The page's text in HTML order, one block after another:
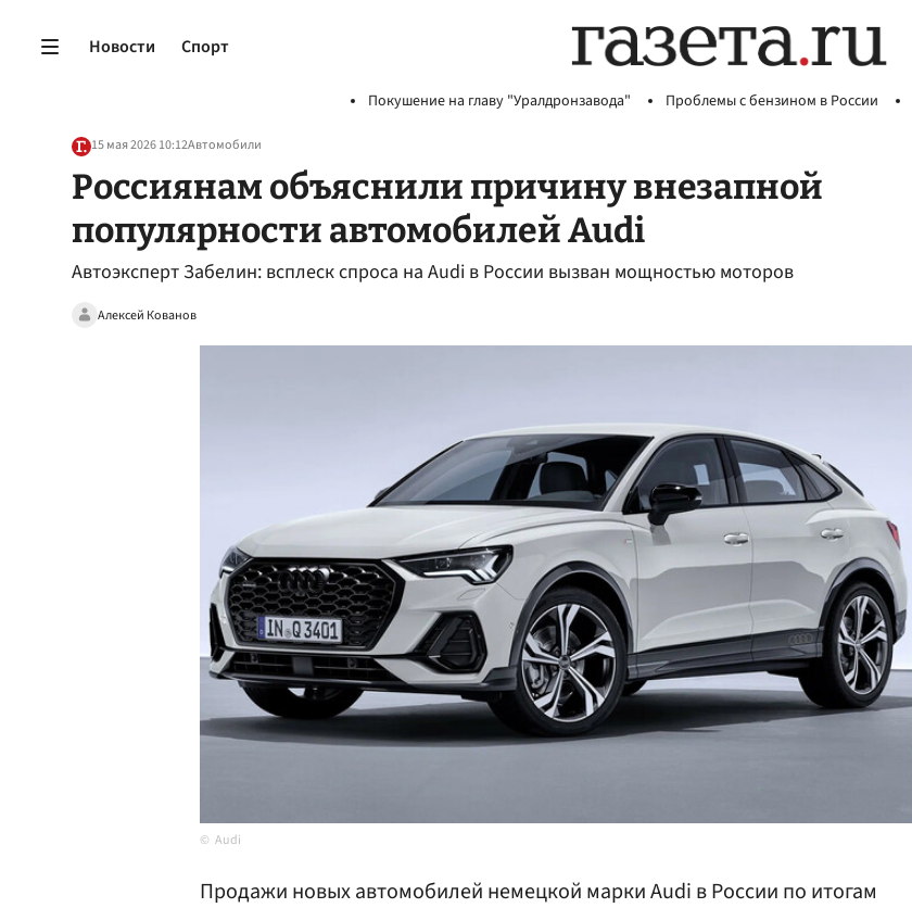
Новости Спорт
Покушение на главу "Уралдронзавода" Проблемы с бензином в России
15 мая 2026 10:12Автомобили
Россиянам объяснили причину внезапной
популярности автомобилей Audi
Автоэксперт Забелин: всплеск спроса на Audi в России вызван мощностью моторов
Алексей Кованов
Audi
Продажи новых автомобилей немецкой марки Audi в России по итогам